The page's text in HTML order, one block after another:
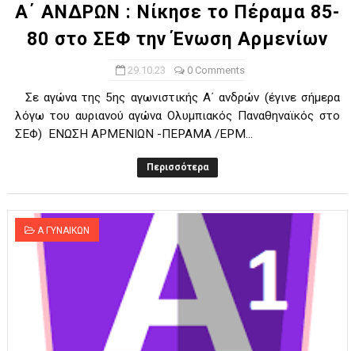
Α΄ ΑΝΔΡΩΝ : Νίκησε το Πέραμα 85-
80 στο ΣΕΦ την Ένωση Αρμενίων
29.10.23 0 Comments
Σε αγώνα της 5ης αγωνιστικής Α΄ ανδρών (έγινε σήμερα
λόγω του αυριανού αγώνα Ολυμπιακός Παναθηναϊκός στο
ΣΕΦ) ΕΝΩΣΗ ΑΡΜΕΝΙΩΝ -ΠΕΡΑΜΑ /ΕΡΜ...
Περισσότερα
Α ΓΥΝΑΙΚΩΝ